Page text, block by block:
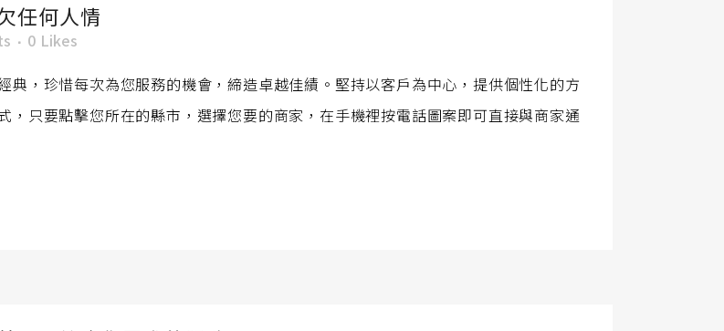
任何人情
0 Likes
，珍惜每次為您服務的機會，締造卓越佳績。堅持以客戶為中心，提供個性化的方
只要點擊您所在的縣市，選擇您要的商家，在手機裡按電話圖案即可直接與商家通